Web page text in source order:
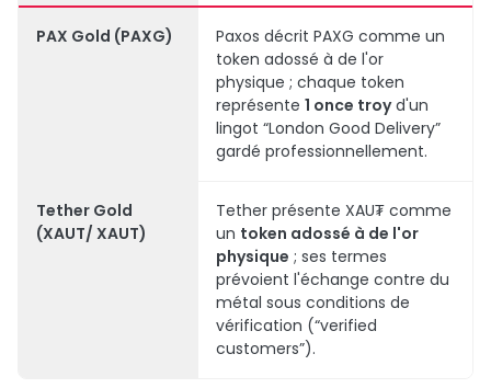
PAX Gold (PAXG)
Paxos décrit PAXG comme un
token adossé à de l'or
physique ; chaque token
représente 1 once troyd'un
lingot “London Good Delivery”
gardé professionnellement.
Tether Gold
(XAUT/ XAUT)
Tether présente XAU₮ comme
un token adossé à de l'or
physique ; ses termes
prévoient l'échange contre du
métal sous conditions de
vérification (“verified
customers”).